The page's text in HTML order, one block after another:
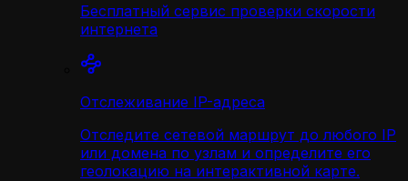
Бесплатный сервис проверки скорости
интернета
Отслеживание IP-адреса
Отследите сетевой маршрут до любого IP
или домена по узлам и определите его
геолокацию на интерактивной карте.